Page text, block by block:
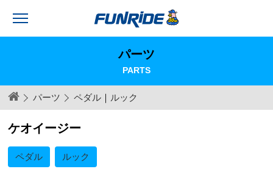
パーツ
PARTS
パーツ ペダル ｜ ルック
ケオイージー
ペダル ルック